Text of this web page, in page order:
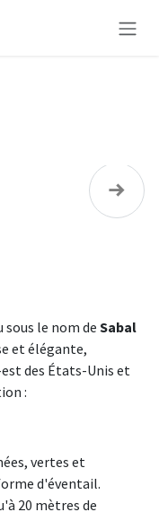
le nom de Sabal
et élégante,
des États-Unis et
:
vertes et
d'éventail.
20 mètres de